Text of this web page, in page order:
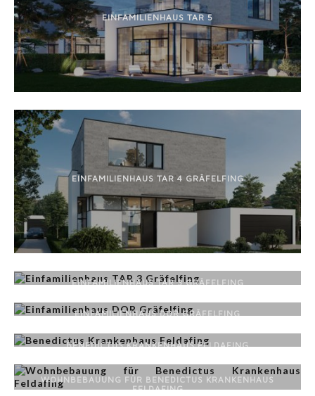
EINFAMILIENHAUS TAR 5
EINFAMILIENHAUS TAR 4 GRÄFELFING
EINFAMILIENHAUS TAR 3 GRÄFELFING
EINFAMILIENHAUS DOR GRÄFELFING
BENEDICTUS KRANKENHAUS FELDAFING
WOHNBEBAUUNG FÜR BENEDICTUS KRANKENHAUS
FELDAFING